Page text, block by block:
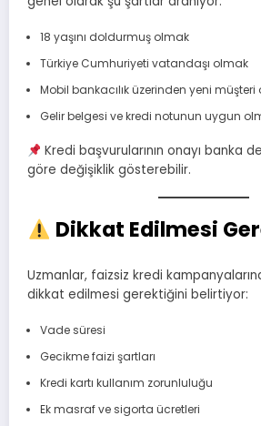
18 yaşını doldurmuş olmak
Türkiye Cumhuriyeti vatandaşı olmak
Mobil bankacılık üzerinden yeni müşteri
Gelir belgesi ve kredi notunun uygun
Kredi başvurularının onayı banka
göre değişiklik gösterebilir.
Dikkat Edilmesi
Uzmanlar, faizsiz kredi
dikkat edilmesi gerektiğini belirtiyor:
Vade süresi
Gecikme faizi şartları
Kredi kartı kullanım zorunluluğu
Ek masraf ve sigorta ücretleri